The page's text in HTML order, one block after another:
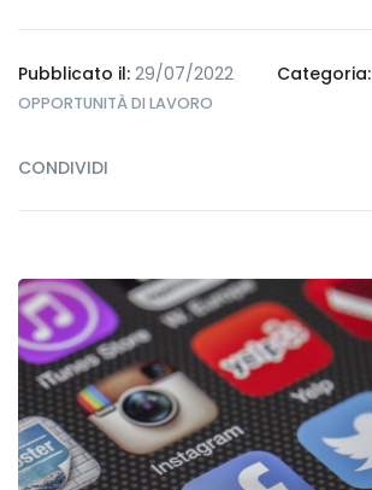
Pubblicato il: 29/07/2022 Categoria:
OPPORTUNITÀ DI LAVORO
CONDIVIDI